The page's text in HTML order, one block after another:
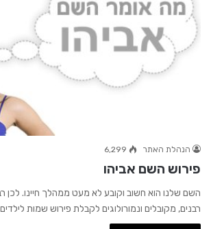
הנהלת האתר 6,299
פירוש השם אביהו
השם שלנו הוא חשוב וקובע לא מעט ממהלך חיינו. לכן
רבנים, מקובלים ונמורולוגים לקבלת פירוש שמות